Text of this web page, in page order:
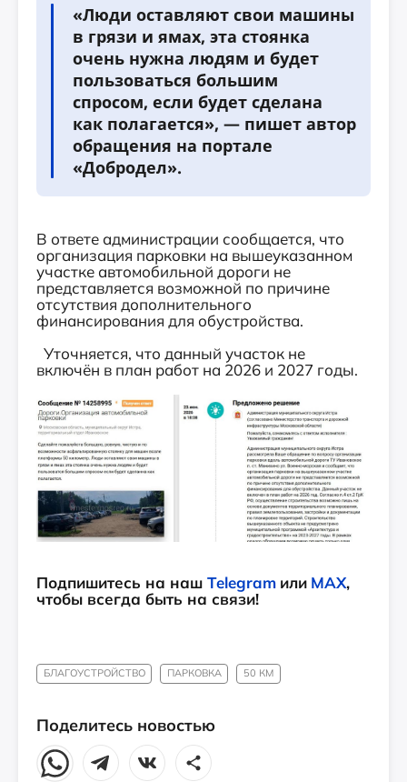
«Люди оставляют свои машины
в грязи и ямах, эта стоянка
очень нужна людям и будет
пользоваться большим
спросом, если будет сделана
как полагается», — пишет автор
обращения на портале
«Добродел».
В ответе администрации сообщается, что
организация парковки на вышеуказанном
участке автомобильной дороги не
представляется возможной по причине
отсутствия дополнительного
финансирования для обустройства.
Уточняется, что данный участок не
включён в план работ на 2026 и 2027 годы.
Подпишитесь на наш Telegram или MAX,
чтобы всегда быть на связи!
БЛАГОУСТРОЙСТВО ПАРКОВКА 50 КМ
Поделитесь новостью